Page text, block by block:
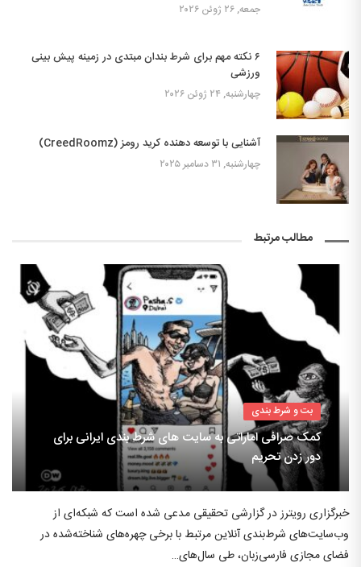
جمعه, ۲۶ ژوئن ۲۰۲۶
۶ نکته مهم برای شرط بندان مبتدی در زمینه پیش بینی
ورزشی
چهارشنبه, ۲۴ ژوئن ۲۰۲۶
آشنایی با توسعه دهنده کرید رومز (CreedRoomz)
چهارشنبه, ۳۱ دسامبر ۲۰۲۵
مطالب مرتبط
بت و شرط بندی
کمک صرافی اماراتی به سایت های شرط بندی ایرانی برای
دور زدن تحریم
خبرگزاری رویترز در گزارشی تحقیقی مدعی شده است که شبکه‌ای از
وب‌سایت‌های شرط‌بندی آنلاین مرتبط با برخی چهره‌های شناخته‌شده در
فضای مجازی فارسی‌زبان، طی سال‌های…